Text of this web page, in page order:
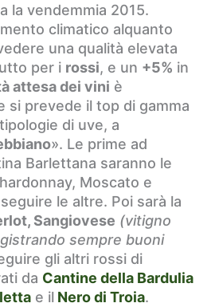
la vendemmia 2015.
climatico alquanto
una qualità elevata
per i rossi, e un +5% in
attesa dei vini è
si prevede il top di gamma
di uve, a
». Le prime ad
Barlettana saranno le
Moscato e
le altre. Poi sarà la
Sangiovese (vitigno
sempre buoni
gli altri rossi di
da Cantine della Bardulia
e il Nero di Troia.